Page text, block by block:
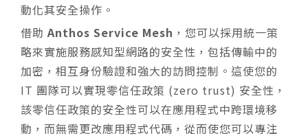
動化其安全操作。
借助Anthos Service Mesh ，您可以採用統一策
略來實施服務感知型網路的安全性，包括傳輸中的
加密，相互身份驗證和強大的訪問控制。這使您的
IT 團隊可以實現零信任政策 (zero trust) 安全性，
該零信任政策的安全性可以在應用程式中跨環境移
動，而無需更改應用程式代碼，從而使您可以專注